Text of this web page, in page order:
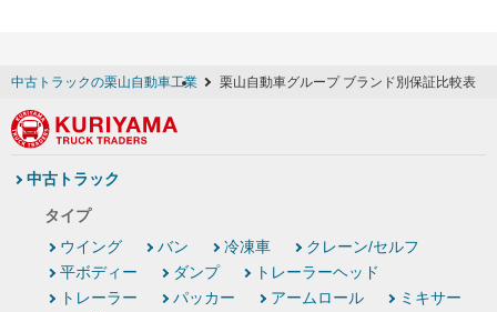
中古トラックの栗山自動車工業 栗山自動車グループ ブランド別保証比較表
中古トラック
タイプ
ウイング
バン 冷凍車
クレーン/セルフ
平ボディー
ダンプ
トレーラーヘッド
トレーラー
パッカー アームロール
ミキサー